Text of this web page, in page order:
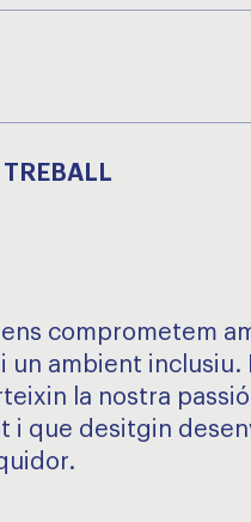
comprometem
un ambient inclusiu.
la nostra
i que desitgin